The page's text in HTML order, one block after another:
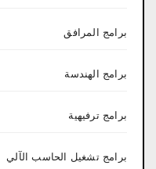
برامج المرافق
برامج الهندسة
برامج ترفيهية
برامج تشغيل الحاسب الآلي